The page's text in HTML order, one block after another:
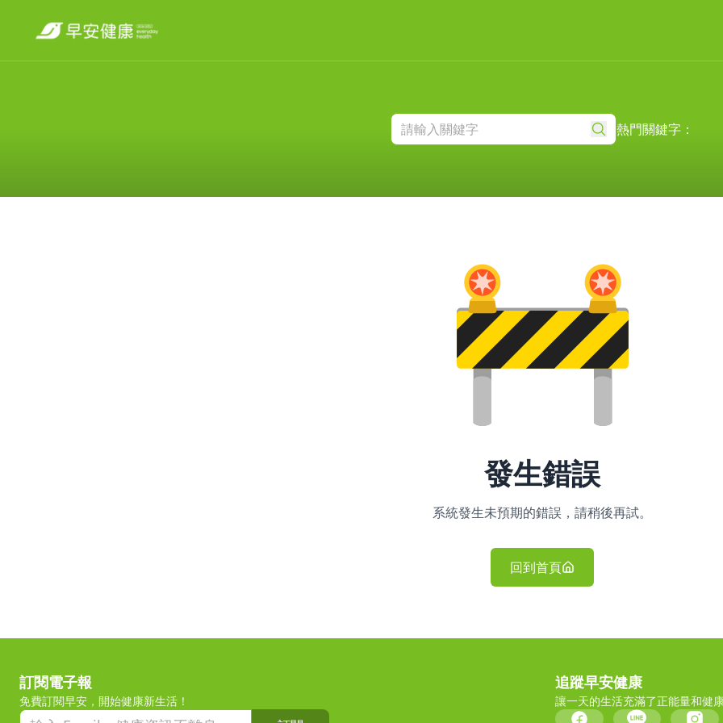
熱門關鍵字：
發生錯誤
系統發生未預期的錯誤，請稍後再試。
回到首頁
訂閱電子報
免費訂閱早安，開始健康新生活！
追蹤早安健康
讓一天的生活充滿了正能量和健